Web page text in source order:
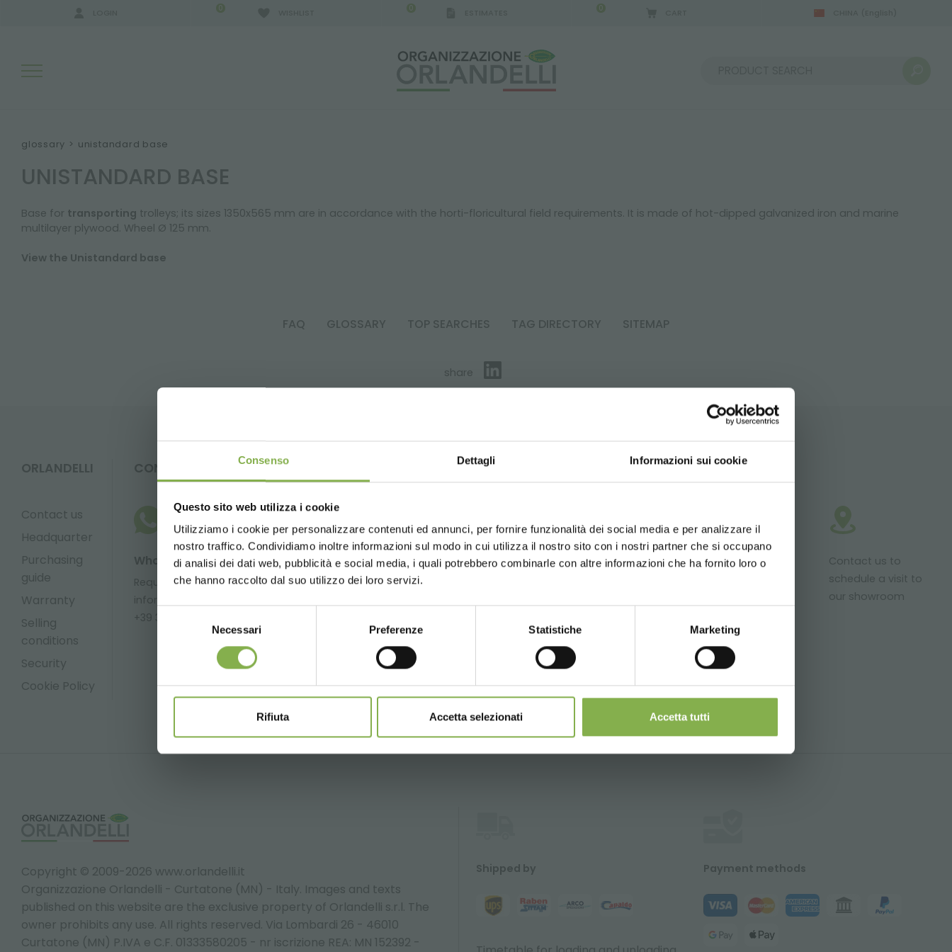
Consenso Dettagli Informazioni sui cookie
Questo sito web utilizza i cookie
Utilizziamo i cookie per personalizzare contenuti ed annunci, per fornire funzionalità dei social media e per analizzare il
nostro traffico. Condividiamo inoltre informazioni sul modo in cui utilizza il nostro sito con i nostri partner che si occupano
di analisi dei dati web, pubblicità e social media, i quali potrebbero combinarle con altre informazioni che ha fornito loro o
che hanno raccolto dal suo utilizzo dei loro servizi.
Necessari Preferenze Statistiche Marketing
Rifiuta Accetta selezionati Accetta tutti
0 0 0
SEARCH RESULTS:
MORE RESULTS FOR YOU:
glossary > unistandard base
UNISTANDARD BASE
Base for transporting trolleys; its sizes 1350x565 mm are in accordance with the horti-floricultural field requirements. It is made of hot-dipped galvanized iron and marine
multilayer plywood. Wheel Ø 125 mm.
View the Unistandard base
FAQ GLOSSARY TOP SEARCHES TAG DIRECTORY SITEMAP
share
UNITED STATES ENGLISH
CONTINUE
ORLANDELLI
Contact us
Headquarter
Purchasing
guide
Warranty
Selling
conditions
Security
Cookie Policy
CONTACTS
Whatsapp
Request
information
+39 3457719939
Email
Request
Phone
From monday to
14:00 - 18:30
+39 0376 960311
Over 40 years
Products ready
Customized
areas
Contact us to
schedule a visit to
our showroom
Copyright © 2009-2026 www.orlandelli.it
Organizzazione Orlandelli - Curtatone (MN) - Italy. Images and texts
published on this website are the exclusive property of Orlandelli s.r.l. The
owner prohibits any use. All rights reserved. Via Lombardi 26 - 46010
Curtatone (MN) P.IVA e C.F. 01333580205 - nr iscrizione REA: MN 152392 -
Shipped by Payment methods